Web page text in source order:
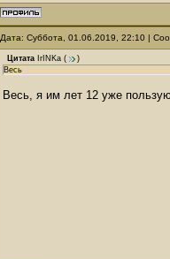
Дата: Суббота, 01.06.2019, 22:10 |
Цитата IrINKa (
)
Весь
Весь, я им лет 12 уже